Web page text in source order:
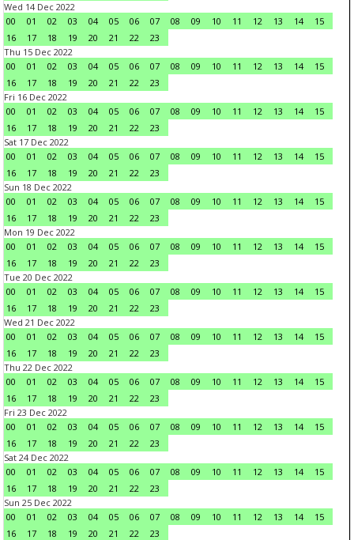
Wed 14 Dec 2022
00
01 02 03 04 05 06 07 08 09 10 11 12 13 14
15
16
17 18 19 20 21 22
23
Thu 15 Dec 2022
00
01 02 03 04 05 06 07 08 09 10 11 12 13 14
15
16
17 18 19 20 21 22
23
Fri 16 Dec 2022
00
01 02 03 04 05 06 07 08 09 10 11 12 13 14
15
16
17 18 19 20 21 22
23
Sat 17 Dec 2022
00
01 02 03 04 05 06 07 08 09 10 11 12 13 14
15
16
17 18 19 20 21 22
23
Sun 18 Dec 2022
00
01 02 03 04 05 06 07 08 09 10 11 12 13 14
15
16
17 18 19 20 21 22
23
Mon 19 Dec 2022
00
01 02 03 04 05 06 07 08 09 10 11 12 13 14
15
16
17 18 19 20 21 22
23
Tue 20 Dec 2022
00
01 02 03 04 05 06 07 08 09 10 11 12 13 14
15
16
17 18 19 20 21 22
23
Wed 21 Dec 2022
00
01 02 03 04 05 06 07 08 09 10 11 12 13 14
15
16
17 18 19 20 21 22
23
Thu 22 Dec 2022
00
01 02 03 04 05 06 07 08 09 10 11 12 13 14
15
16
17 18 19 20 21 22
23
Fri 23 Dec 2022
00
01 02 03 04 05 06 07 08 09 10 11 12 13 14
15
16
17 18 19 20 21 22
23
Sat 24 Dec 2022
00
01 02 03 04 05 06 07 08 09 10 11 12 13 14
15
16
17 18 19 20 21 22
23
Sun 25 Dec 2022
00
01 02 03 04 05 06 07 08 09 10 11 12 13 14
15
16
17 18 19 20 21 22
23